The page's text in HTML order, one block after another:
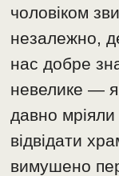
чоловіком
незалежно,
нас добре
невелике —
давно мріяли
відвідати
вимушено